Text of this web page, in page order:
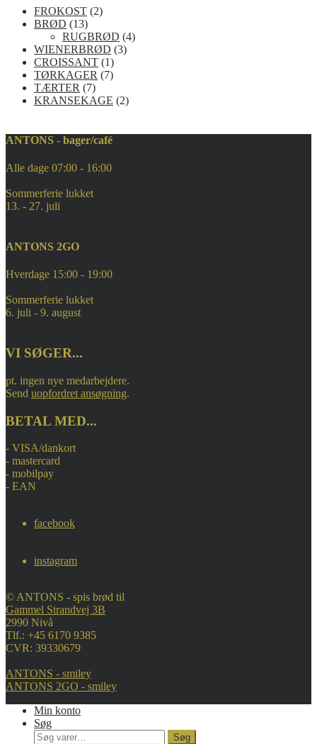
FROKOST 22
a
r
e
r
BRØD 131
3
v
a
r
e
r
RUGBRØD 44
WIENERBRØD 33
e
CROISSANT 11
v
r
TØRKAGER 77
a
r
TÆRTER 77
v
e
KRANSEKAGE 22
r
ANTONS - bager/café
Alle dage 07:00 - 16:00
Sommerferie lukket
13. - 27. juli
ANTONS 2GO
Hverdage 15:00 - 19:00
Sommerferie lukket
6. juli - 9. august
VI SØGER...
pt. ingen nye medarbejdere.
Send uopfordret ansøgning.
BETAL MED...
- VISA/dankort
- mastercard
- mobilpay
- EAN
facebook
instagram
© ANTONS - spis brød til
Gammel Strandvej 3B
2990 Nivå
Tlf.: +45 6170 9385
CVR: 39330679
ANTONS - smiley
ANTONS 2GO - smiley
Min konto
Søg
Søg
Søg